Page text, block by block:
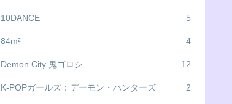
10DANCE 5
84m² 4
Demon City 鬼ゴロシ 12
K-POPガールズ：デーモン・ハンターズ 2